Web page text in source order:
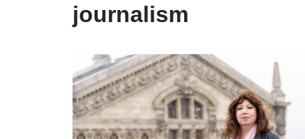
journalism